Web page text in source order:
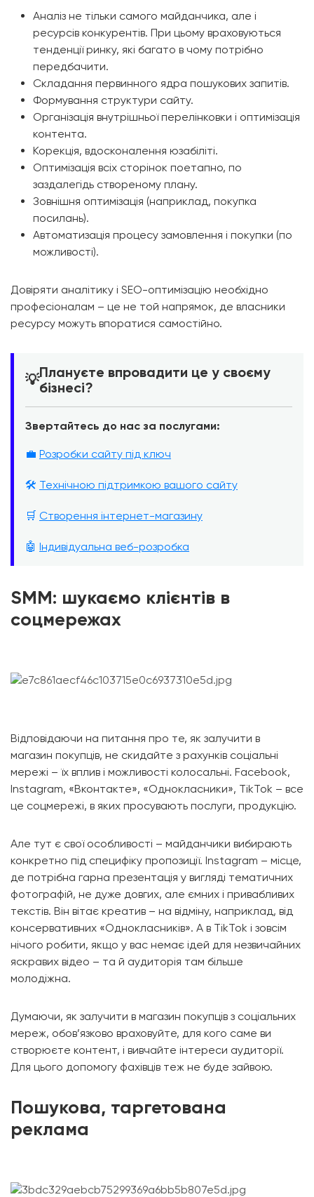
Аналіз не тільки самого майданчика, але і
ресурсів конкурентів. При цьому враховуються
тенденції ринку, які багато в чому потрібно
передбачити.
Складання первинного ядра пошукових запитів.
Формування структури сайту.
Організація внутрішньої перелінковки і оптимізація
контента.
Корекція, вдосконалення юзабіліті.
Оптимізація всіх сторінок поетапно, по
заздалегідь створеному плану.
Зовнішня оптимізація (наприклад, покупка
посилань).
Автоматизація процесу замовлення і покупки (по
можливості).
Довіряти аналітику і SEO-оптимізацію необхідно
професіоналам – це не той напрямок, де власники
ресурсу можуть впоратися самостійно.
💡Плануєте впровадити це у своєму
бізнесі?
Звертайтесь до нас за послугами:
💼 Розробки сайту під ключ
🛠️ Технічною підтримкою вашого сайту
🛒 Створення інтернет-магазину
🤖 Індивідуальна веб-розробка
SMM: шукаємо клієнтів в
соцмережах
Відповідаючи на питання про те, як залучити в
магазин покупців, не скидайте з рахунків соціальні
мережі – їх вплив і можливості колосальні. Facebook,
Instagram, «Вконтакте», «Однокласники», TikTok – все
це соцмережі, в яких просувають послуги, продукцію.
Але тут є свої особливості – майданчики вибирають
конкретно під специфіку пропозиції. Instagram – місце,
де потрібна гарна презентація у вигляді тематичних
фотографій, не дуже довгих, але ємних і привабливих
текстів. Він вітає креатив – на відміну, наприклад, від
консервативних «Однокласників». А в TikTok і зовсім
нічого робити, якщо у вас немає ідей для незвичайних
яскравих відео – та й аудиторія там більше
молодіжна.
Думаючи, як залучити в магазин покупців з соціальних
мереж, обов’язково враховуйте, для кого саме ви
створюєте контент, і вивчайте інтереси аудиторії.
Для цього допомогу фахівців теж не буде зайвою.
Пошукова, таргетована
реклама